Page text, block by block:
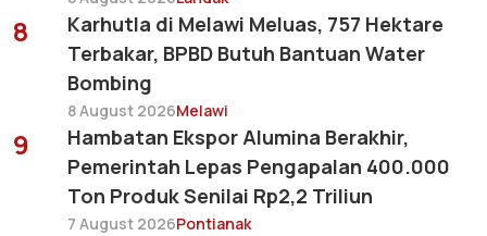
8
Karhutla di Melawi Meluas, 757 Hektare
Terbakar, BPBD Butuh Bantuan Water
Bombing
8 August 2026Melawi
9
Hambatan Ekspor Alumina Berakhir,
Pemerintah Lepas Pengapalan 400.000
Ton Produk Senilai Rp2,2 Triliun
7 August 2026Pontianak